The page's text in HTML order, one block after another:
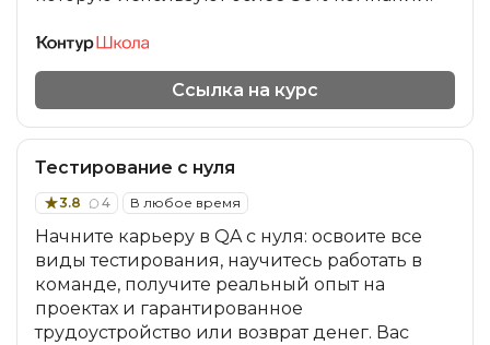
Ссылка на курс
Тестирование с нуля
3.8 4 В любое время
Начните карьеру в QA с нуля: освоите все
виды тестирования, научитесь работать в
команде, получите реальный опыт на
проектах и гарантированное
трудоустройство или возврат денег. Вас